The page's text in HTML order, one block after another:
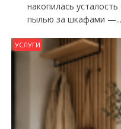
накопилась
пылью за шкафами —...
УСЛУГИ